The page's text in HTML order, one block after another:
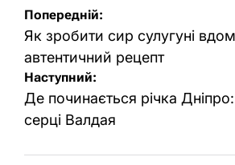
Навігація
записів
Попередній:
Як зробити сир сулугуні
автентичний рецепт
Наступний:
Де починається річка
серці Валдая